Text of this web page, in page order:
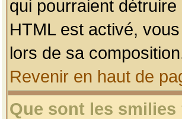
qui pourraient
HTML est activé,
lors de sa
Revenir en haut de
Que sont les smilies